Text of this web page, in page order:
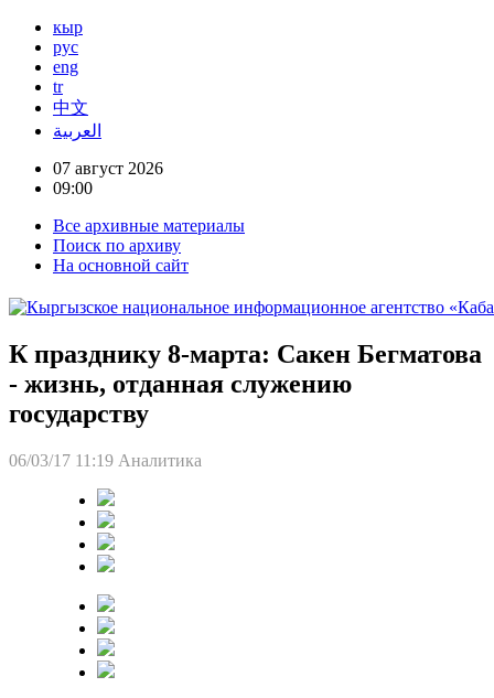
кыр
рус
eng
tr
中文
العربية
07 август 2026
09:00
Все архивные материалы
Поиск по архиву
На основной сайт
К празднику 8-марта: Сакен Бегматова
- жизнь, отданная служению
государству
06/03/17 11:19 Аналитика